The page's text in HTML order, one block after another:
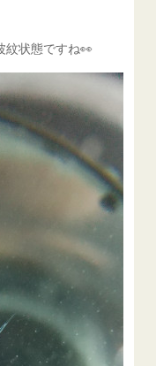
紋状態ですね👀